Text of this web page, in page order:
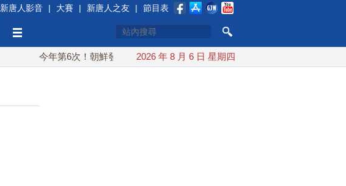
新唐人影音 | 大賽 | 新唐人之友 | 節目表
今年第6次！朝鮮發射彈道導彈 落日本EEZ外 紅海戰火續升溫 也門胡塞
2026 年 8 月 6 日 星期四